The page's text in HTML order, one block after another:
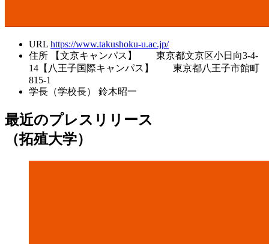
URL https://www.takushoku-u.ac.jp/
住所
【文京キャンパス】 東京都文京区小日向3-4-
14【八王子国際キャンパス】 東京都八王子市館町
815-1
学長（学校長）
鈴木昭一
最近のプレスリリース
（拓殖大学）